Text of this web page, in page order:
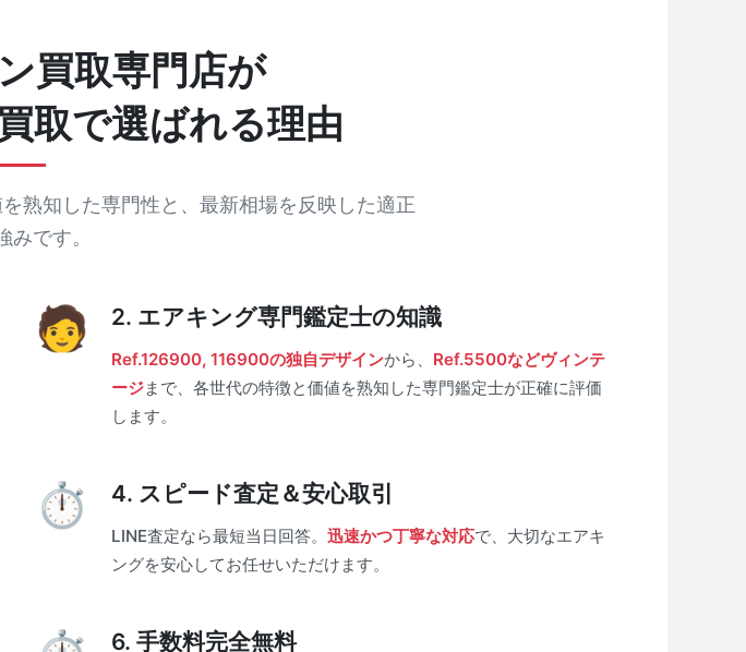
買取専門店が
取で選ばれる理由
熟知した専門性と、最新相場を反映した適正
みです。
2. エアキング専門鑑定士の知識
Ref.126900, 116900の独自デザインから、 Ref.5500などヴィンテ
ージまで、各世代の特徴と価値を熟知した専門鑑定士が正確に評価
します。
4. スピード査定＆安心取引
LINE査定なら最短当日回答。 迅速かつ丁寧な対応で、大切なエアキ
ングを安心してお任せいただけます。
6. 手数料完全無料